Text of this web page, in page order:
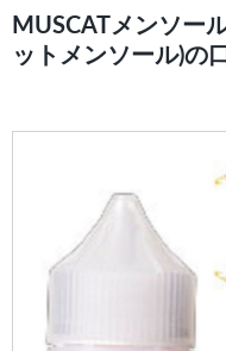
よく検索さ
BI-SO（ビソ
MUSCATメンソー
ットメンソール)の
見つからない場合データベー
性があります。スーパーベイ
かに登録対応させていただきま